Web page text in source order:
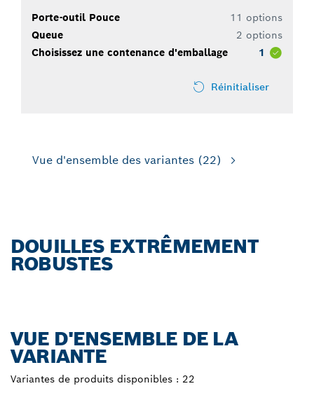
Porte-outil Pouce
11 options
Queue
2 options
Choisissez une contenance d'emballage
1
Réinitialiser
Vue d'ensemble des variantes (22)
DOUILLES EXTRÊMEMENT
ROBUSTES
VUE D'ENSEMBLE DE LA
VARIANTE
Variantes de produits disponibles : 22